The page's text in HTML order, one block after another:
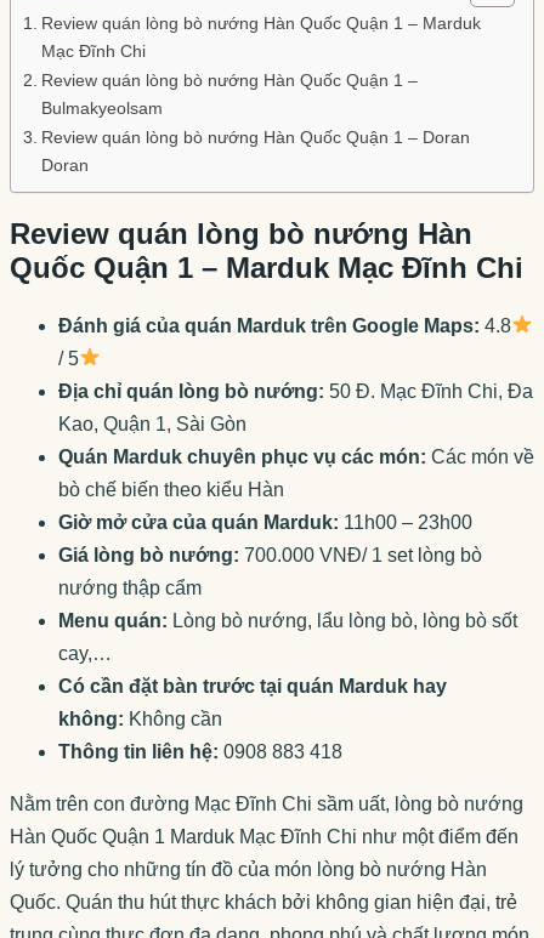
Review quán lòng bò nướng Hàn Quốc Quận 1 – Marduk
Mạc Đĩnh Chi
Review quán lòng bò nướng Hàn Quốc Quận 1 –
Bulmakyeolsam
Review quán lòng bò nướng Hàn Quốc Quận 1 – Doran
Doran
Review quán lòng bò nướng Hàn
Quốc Quận 1 – Marduk Mạc Đĩnh Chi
Đánh giá của quán Marduk trên Google Maps: 4.8
/ 5
Địa chỉ quán lòng bò nướng: 50 Đ. Mạc Đĩnh Chi, Đa
Kao, Quận 1, Sài Gòn
Quán Marduk chuyên phục vụ các món: Các món về
bò chế biến theo kiểu Hàn
Giờ mở cửa của quán Marduk: 11h00 – 23h00
Giá lòng bò nướng: 700.000 VNĐ/ 1 set lòng bò
nướng thập cẩm
Menu quán: Lòng bò nướng, lẩu lòng bò, lòng bò sốt
cay,…
Có cần đặt bàn trước tại quán Marduk hay
không: Không cần
Thông tin liên hệ: 0908 883 418
Nằm trên con đường Mạc Đĩnh Chi sầm uất, lòng bò nướng
Hàn Quốc Quận 1 Marduk Mạc Đĩnh Chi như một điểm đến
lý tưởng cho những tín đồ của món lòng bò nướng Hàn
Quốc. Quán thu hút thực khách bởi không gian hiện đại, trẻ